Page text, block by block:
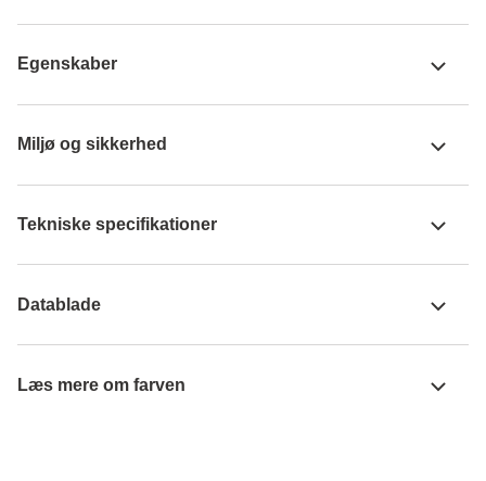
Egenskaber
Miljø og sikkerhed
Tekniske specifikationer
Datablade
Læs mere om farven